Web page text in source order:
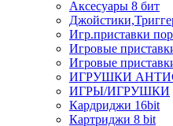
Аксесуары 8 бит
Игр.приставки
Игровые
Игровые
ИГРУШКИ
ИГРЫ/ИГРУШКИ
Кардриджи 16bit
Картриджи 8 bit